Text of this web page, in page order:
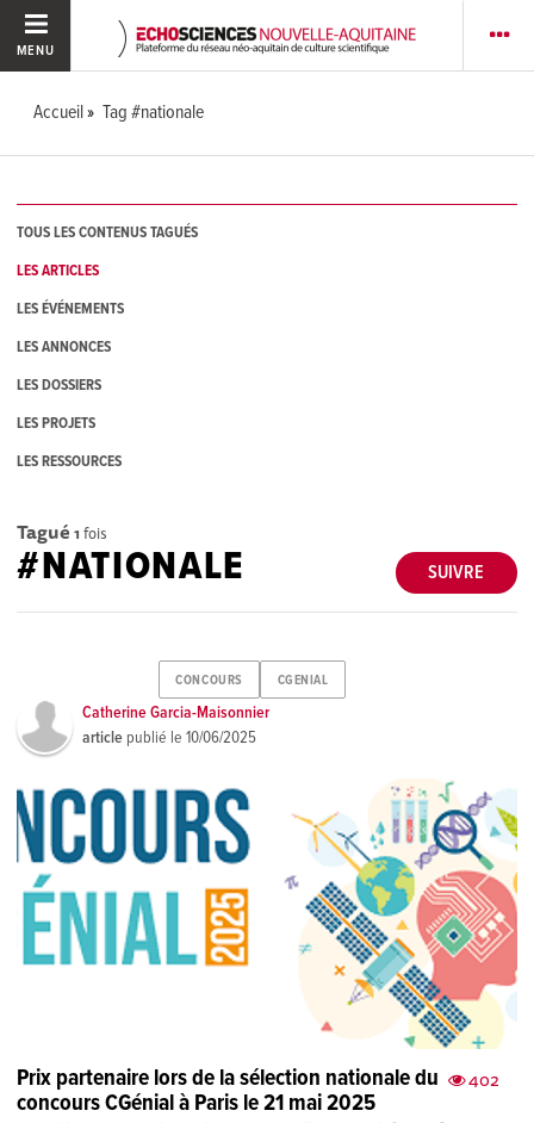
MENU
Accueil Tag #nationale
TOUS LES CONTENUS TAGUÉS
LES ARTICLES
LES ÉVÉNEMENTS
LES ANNONCES
LES DOSSIERS
LES PROJETS
LES RESSOURCES
Tagué 1 fois
SUIVRE
#NATIONALE
CONCOURS CGENIAL
Catherine Garcia-Maisonnier
article publié le10/06/2025
402
Prix partenaire lors de la sélection nationale du
concours CGénial à Paris le 21 mai 2025